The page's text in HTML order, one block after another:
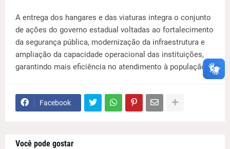
A entrega dos hangares e das viaturas integra o conjunto
de ações do governo estadual voltadas ao fortalecimento
da segurança pública, modernização da infraestrutura e
ampliação da capacidade operacional das instituições,
garantindo mais eficiência no atendimento à população.
Facebook
Você pode gostar